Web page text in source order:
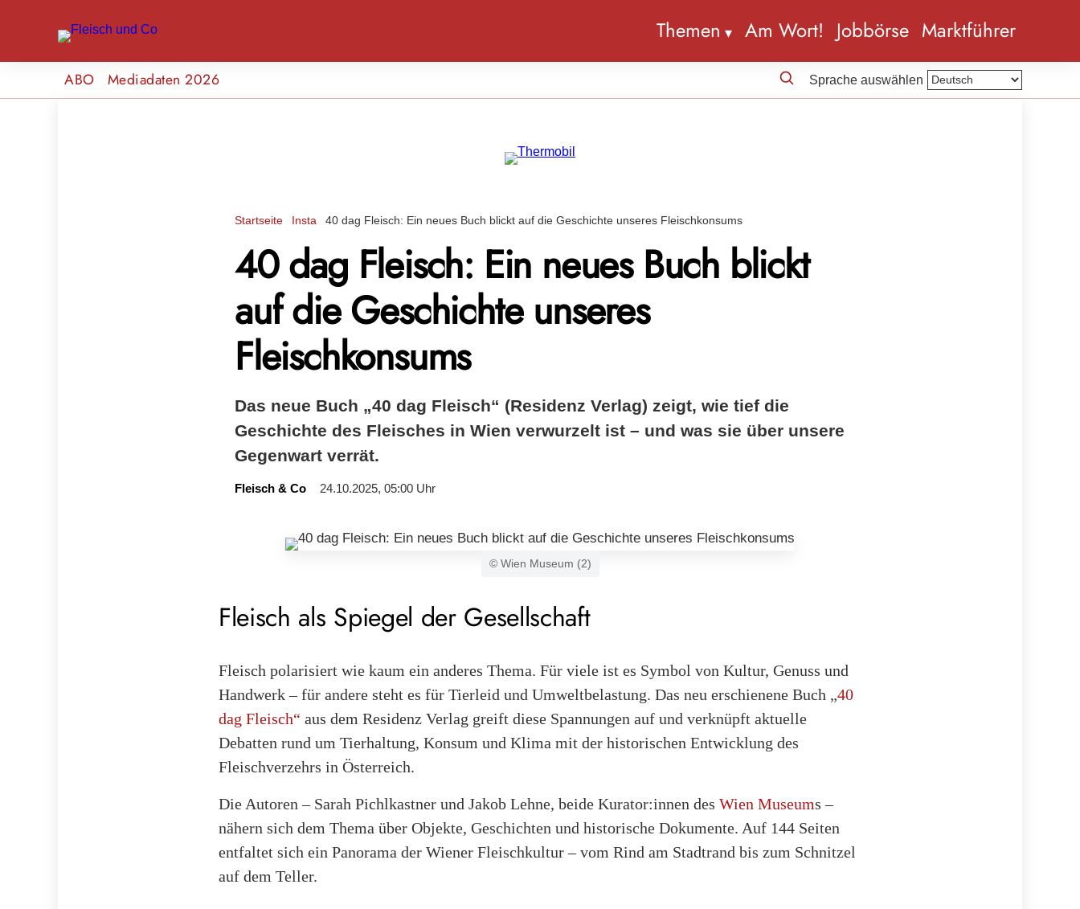
Themen Am Wort! Jobbörse Marktführer
ABO Mediadaten 2026 Sprache auswählen
Startseite Insta 40 dag Fleisch: Ein neues Buch blickt auf die Geschichte unseres Fleischkonsums
40 dag Fleisch: Ein neues Buch blickt
auf die Geschichte unseres
Fleischkonsums
Das neue Buch „40 dag Fleisch“ (Residenz Verlag) zeigt, wie tief die
Geschichte des Fleisches in Wien verwurzelt ist – und was sie über unsere
Gegenwart verrät.
Fleisch & Co 24.10.2025, 05:00 Uhr
© Wien Museum (2)
Fleisch als Spiegel der Gesellschaft
Fleisch polarisiert wie kaum ein anderes Thema. Für viele ist es Symbol von Kultur, Genuss und
Handwerk – für andere steht es für Tierleid und Umweltbelastung. Das neu erschienene Buch „40
dag Fleisch“ aus dem Residenz Verlag greift diese Spannungen auf und verknüpft aktuelle
Debatten rund um Tierhaltung, Konsum und Klima mit der historischen Entwicklung des
Fleischverzehrs in Österreich.
Die Autoren – Sarah Pichlkastner und Jakob Lehne, beide Kurator:innen des Wien Museums –
nähern sich dem Thema über Objekte, Geschichten und historische Dokumente. Auf 144 Seiten
entfaltet sich ein Panorama der Wiener Fleischkultur – vom Rind am Stadtrand bis zum Schnitzel
auf dem Teller.